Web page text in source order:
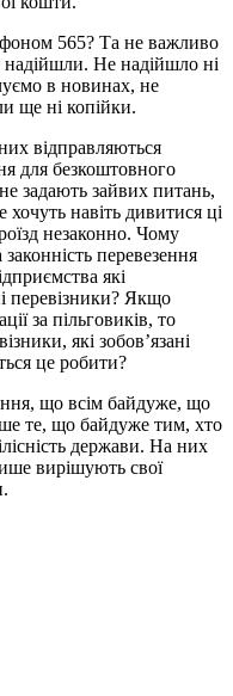
565? Та не важливо
Не надійшло ні
в новинах, не
ще ні копійки.
відправляються
для безкоштовного
задають зайвих питань,
хочуть навіть дивитися ці
незаконно. Чому
перевезення
які
перевізники? Якщо
за пільговиків, то
які зобов’язані
це робити?
що всім байдуже, що
те, що байдуже тим, хто
держави. На них
вирішують свої